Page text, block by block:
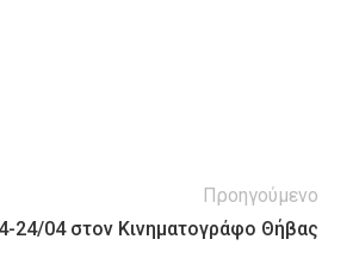
Προηγούμενο
24/04 στον Κινηματογράφο Θήβας